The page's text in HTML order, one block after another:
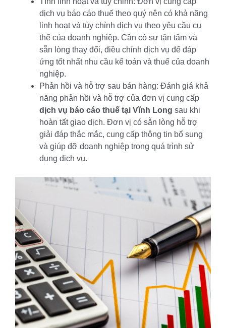
dịch vụ báo cáo thuế theo quý nên có khả năng
linh hoạt và tùy chỉnh dịch vụ theo yêu cầu cụ
thể của doanh nghiệp. Cần có sự tận tâm và
sẵn lòng thay đổi, điều chỉnh dịch vụ để đáp
ứng tốt nhất nhu cầu kế toán và thuế của doanh
nghiệp.
Phản hồi và hỗ trợ sau bán hàng: Đánh giá khả
năng phản hồi và hỗ trợ của đơn vị cung cấp
dịch vụ báo cáo thuế tại Vĩnh Long sau khi
hoàn tất giao dịch. Đơn vị có sẵn lòng hỗ trợ
giải đáp thắc mắc, cung cấp thông tin bổ sung
và giúp đỡ doanh nghiệp trong quá trình sử
dụng dịch vụ.